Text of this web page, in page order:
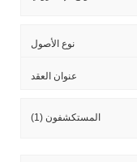
نوع الأصول
عنوان العقد
المستكشفون (1)